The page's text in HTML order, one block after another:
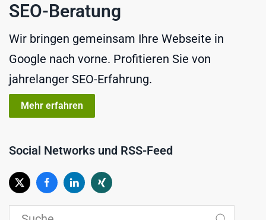
SEO-Beratung
Wir bringen gemeinsam Ihre Webseite in
Google nach vorne. Profitieren Sie von
jahrelanger SEO-Erfahrung.
Mehr erfahren
Social Networks und RSS-Feed